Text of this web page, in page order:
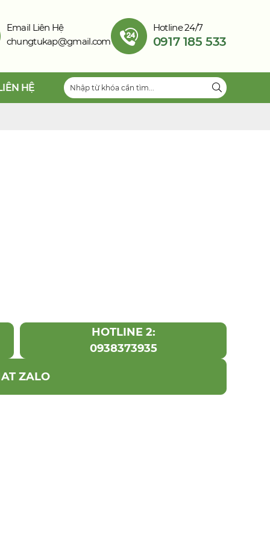
Email Liên Hệ
chungtukap@gmail.com
Hotline 24/7
0917 185 533
HỆ
HOTLINE 2:
0938373935
ZALO